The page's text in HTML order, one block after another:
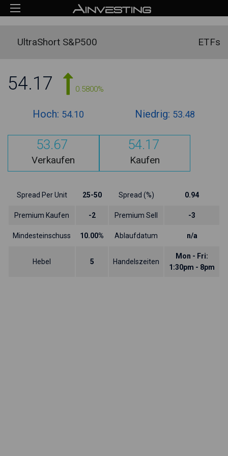
UltraShort S&P500 ETFs
54.17 0.5800%
Hoch: 54.10 Niedrig: 53.48
53.67
Verkaufen
54.17
Kaufen
Spread Per Unit 25-50 Spread (%) 0.94
Premium Kaufen -2 Premium Sell -3
Mindesteinschuss 10.00% Ablaufdatum n/a
Hebel 5 Handelszeiten
Mon - Fri:
1:30pm - 8pm